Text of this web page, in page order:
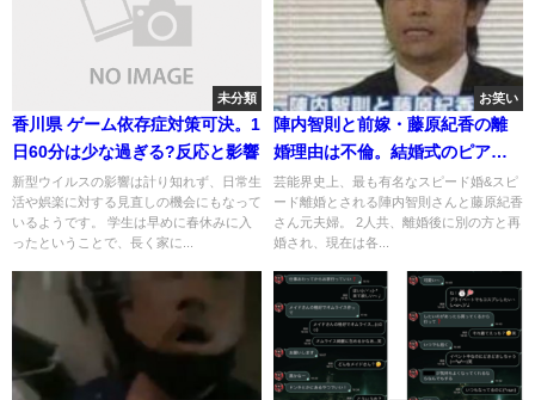
未分類
香川県 ゲーム依存症対策可決。1
日60分は少な過ぎる?反応と影響
新型ウイルスの影響は計り知れず、日常生
活や娯楽に対する見直しの機会にもなって
いるようです。 学生は早めに春休みに入
ったということで、長く家に...
お笑い
陣内智則と前嫁・藤原紀香の離
婚理由は不倫。結婚式のピアノ
の話とキウイ弄り
芸能界史上、最も有名なスピード婚&スピ
ード離婚とされる陣内智則さんと藤原紀香
さん元夫婦。 2人共、離婚後に別の方と再
婚され、現在は各...